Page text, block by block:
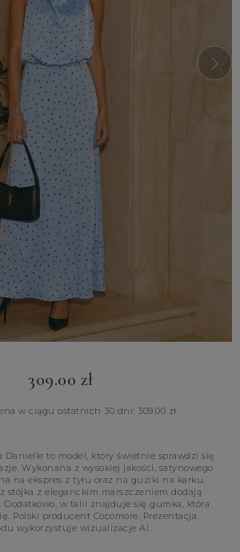
309.00 zł
w ciągu ostatnich 30 dni: 309.00 zł
Danielle to model, który świetnie sprawdzi się
Wykonana z wysokiej jakości, satynowego
na ekspres z tyłu oraz na guziki na karku.
stójka z eleganckim marszczeniem dodają
Dodatkowo, w talii znajduje się gumka, która
Polski producent Cocomore. Prezentacja
wykorzystuje wizualizacje AI.